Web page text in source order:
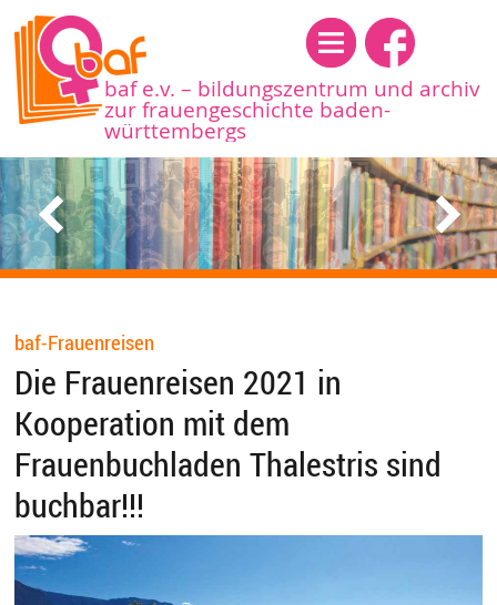
baf e.v. – bildungszentrum und archiv
zur frauengeschichte baden-
württembergs
Menü
baf-Frauenreisen
Die Frauenreisen 2021 in
Kooperation mit dem
Frauenbuchladen Thalestris sind
buchbar!!!